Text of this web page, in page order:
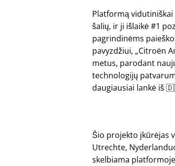
Platformą vidutiniškai
šalių, ir ji išlaikė #1
pagrindinėms
pavyzdžiui, Citroën
metus, parodant
technologijų
daugiausiai lankė iš
Šio projekto įkūrėjas
Utrechte,
skelbiama